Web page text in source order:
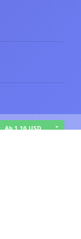
Ab 1,16 USD